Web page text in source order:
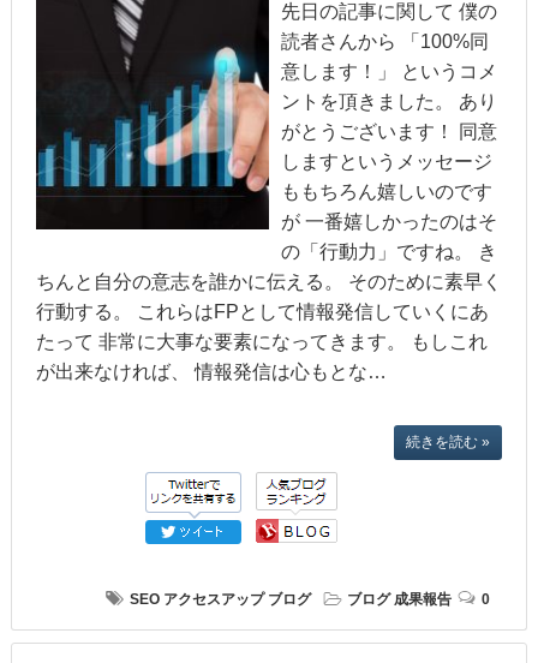
先日の記事に関して 僕の
読者さんから 「100%同
意します！」 というコメ
ントを頂きました。 あり
がとうございます！ 同意
しますというメッセージ
ももちろん嬉しいのです
が 一番嬉しかったのはそ
の「行動力」ですね。 き
ちんと自分の意志を誰かに伝える。 そのために素早く
行動する。 これらはFPとして情報発信していくにあ
たって 非常に大事な要素になってきます。 もしこれ
が出来なければ、 情報発信は心もとな…
続きを読む »
SEO アクセスアップ ブログ ブログ 成果報告 0